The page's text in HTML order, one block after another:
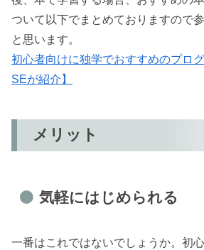
ついて以下でまとめておりますので
と思います。
初心者向けに独学でおすすめのプロ
SEが紹介】
メリット
気軽にはじめられる
一番はこれではないでしょうか。初